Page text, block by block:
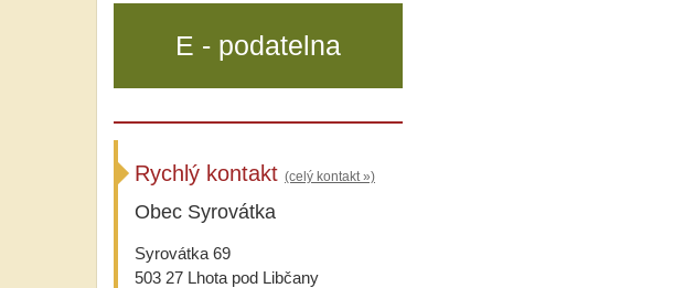
E - podatelna
Rychlý kontakt (celý kontakt »)
Obec Syrovátka
Syrovátka 69
503 27 Lhota pod Libčany